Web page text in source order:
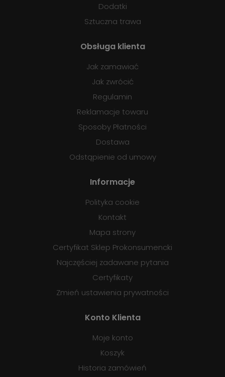
Dodatki
Sztuczna trawa
Obsługa klienta
Jak zamawiać
Jak zwrócić
Regulamin
Reklamacje towaru
Sposoby Płatności
Dostawa
Odstąpienie od umowy
Informacje
Polityka cookie
Kontakt
Mapa strony
Certyfikat Sklep Prokonsumencki
Najczęściej zadawane pytania
Certyfikaty
Zmień ustawienia prywatności
Konto Klienta
Moje konto
Koszyk
Historia zamówień